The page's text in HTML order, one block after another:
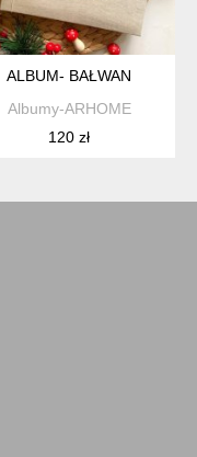
ALBUM- BAŁWAN
Albumy-ARHOME
120 zł